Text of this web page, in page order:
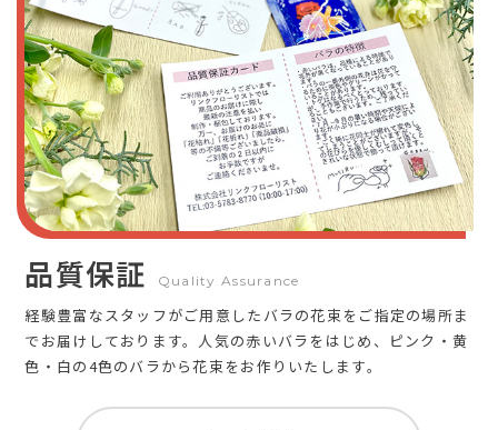
品質保証 Quality Assurance
経験豊富なスタッフがご用意したバラの花束をご指定の場所ま
でお届けしております。人気の赤いバラをはじめ、ピンク・黄
色・白の4色のバラから花束をお作りいたします。